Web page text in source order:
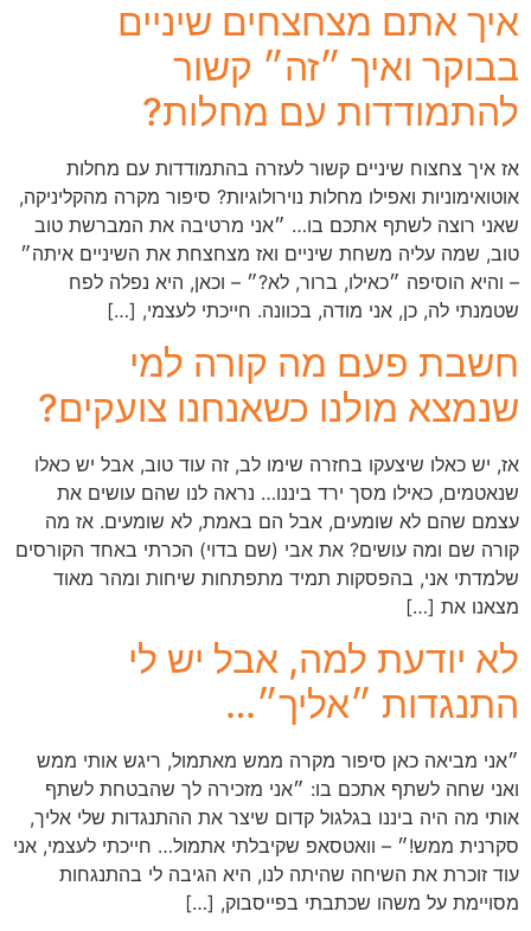
איך אתם מצחצחים שיניים
בבוקר ואיך ״זה״ קשור
להתמודדות עם מחלות?
אז איך צחצוח שיניים קשור לעזרה בהתמודדות עם מחלות
אוטואימוניות ואפילו מחלות נוירולוגיות? סיפור מקרה מהקליניקה,
שאני רוצה לשתף אתכם בו… ״אני מרטיבה את המברשת טוב
טוב, שמה עליה משחת שיניים ואז מצחצחת את השיניים איתה״
– והיא הוסיפה ״כאילו, ברור, לא?״ – וכאן, היא נפלה לפח
שטמנתי לה, כן, אני מודה, בכוונה. חייכתי לעצמי, […]
חשבת פעם מה קורה למי
שנמצא מולנו כשאנחנו צועקים?
אז, יש כאלו שיצעקו בחזרה שימו לב, זה עוד טוב, אבל יש כאלו
שנאטמים, כאילו מסך ירד ביננו… נראה לנו שהם עושים את
עצמם שהם לא שומעים, אבל הם באמת, לא שומעים. אז מה
קורה שם ומה עושים? את אבי (שם בדוי) הכרתי באחד הקורסים
שלמדתי אני, בהפסקות תמיד מתפתחות שיחות ומהר מאוד
מצאנו את […]
לא יודעת למה, אבל יש לי
התנגדות ״אליך״…
״אני מביאה כאן סיפור מקרה ממש מאתמול, ריגש אותי ממש
ואני שחה לשתף אתכם בו: ״אני מזכירה לך שהבטחת לשתף
אותי מה היה ביננו בגלגול קדום שיצר את ההתנגדות שלי אליך,
סקרנית ממש!״ – וואטסאפ שקיבלתי אתמול… חייכתי לעצמי, אני
עוד זוכרת את השיחה שהיתה לנו, היא הגיבה לי בהתנגחות
מסויימת על משהו שכתבתי בפייסבוק, […]